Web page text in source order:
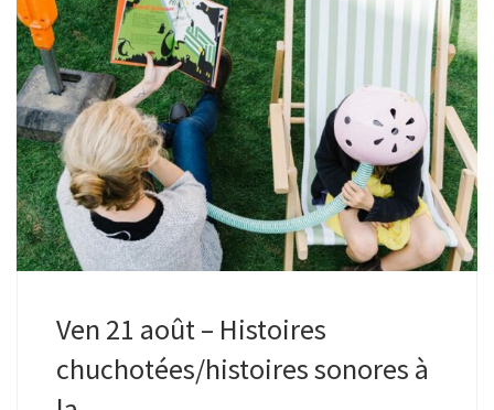
Grands comme petits | Place Joseph Wauters | 16h30-
18hAnimé par les bibliothécaires Des histoires, des histoires
et encore des histoires ! Y en a des drôles, y en a des […]
Ven 21 août – Histoires
chuchotées/histoires sonores à